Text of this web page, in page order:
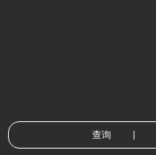
查询